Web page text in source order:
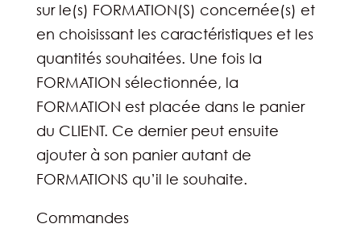
sur le(s) FORMATION(S) concernée(s) et
en choisissant les caractéristiques et les
quantités souhaitées. Une fois la
FORMATION sélectionnée, la
FORMATION est placée dans le panier
du CLIENT. Ce dernier peut ensuite
ajouter à son panier autant de
FORMATIONS qu’il le souhaite.
Commandes